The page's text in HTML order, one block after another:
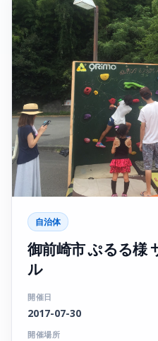
自治体
御前崎市 ぷるる様
ル
開催日
2017-07-30
開催場所